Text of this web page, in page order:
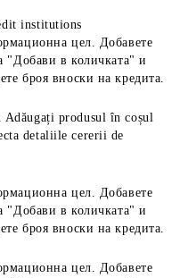
institutions
цел. Добавете
"Добави в количката" и
броя вноски на кредита.
Adăugați produsul în coșul
detaliile cererii de
цел. Добавете
"Добави в количката" и
броя вноски на кредита.
цел. Добавете